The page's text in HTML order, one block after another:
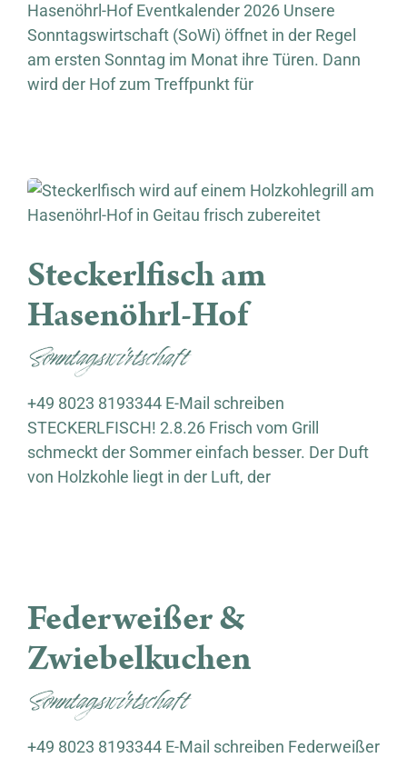
Hasenöhrl-Hof Eventkalender 2026 Unsere
Sonntagswirtschaft (SoWi) öffnet in der Regel
am ersten Sonntag im Monat ihre Türen. Dann
wird der Hof zum Treffpunkt für
Steckerlfisch am Hasenöhrl-Hof
Steckerlfisch am
Hasenöhrl-Hof
Sonntagswirtschaft
+49 8023 8193344 E-Mail schreiben
STECKERLFISCH! 2.8.26 Frisch vom Grill
schmeckt der Sommer einfach besser. Der Duft
von Holzkohle liegt in der Luft, der
Federweißer &
Zwiebelkuchen
Sonntagswirtschaft
+49 8023 8193344 E-Mail schreiben Federweißer